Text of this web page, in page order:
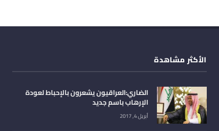
الأكثر مشاهدة
الضاري:العراقيون يشعرون بالإحباط لعودة
الإرهاب باسم جديد
أبريل 4, 2017